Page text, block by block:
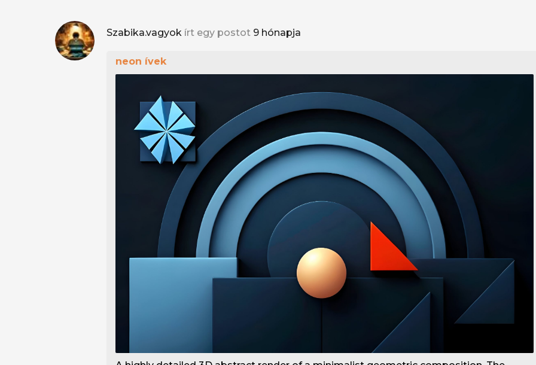
Szabika.vagyok írt egy postot 9 hónapja
neon ívek